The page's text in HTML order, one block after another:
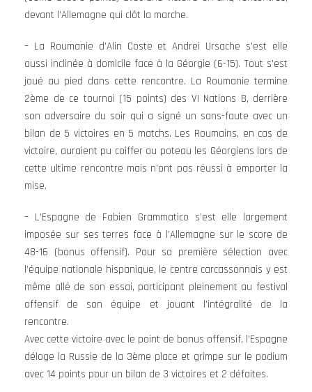
devant l’Allemagne qui clôt la marche.
– La Roumanie d’Alin Coste et Andrei Ursache s’est elle
aussi inclinée à domicile face à la Géorgie (6-15). Tout s’est
joué au pied dans cette rencontre. La Roumanie termine
2ème de ce tournoi (15 points) des VI Nations B, derrière
son adversaire du soir qui a signé un sans-faute avec un
bilan de 5 victoires en 5 matchs. Les Roumains, en cas de
victoire, auraient pu coiffer au poteau les Géorgiens lors de
cette ultime rencontre mais n’ont pas réussi à emporter la
mise.
– L’Espagne de Fabien Grammatico s’est elle largement
imposée sur ses terres face à l’Allemagne sur le score de
48-16 (bonus offensif). Pour sa première sélection avec
l’équipe nationale hispanique, le centre carcassonnais y est
même allé de son essai, participant pleinement au festival
offensif de son équipe et jouant l’intégralité de la
rencontre.
Avec cette victoire avec le point de bonus offensif, l’Espagne
déloge la Russie de la 3ème place et grimpe sur le podium
avec 14 points pour un bilan de 3 victoires et 2 défaites.